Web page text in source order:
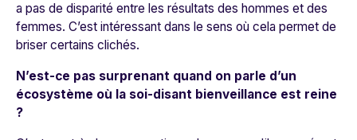
a pas de disparité entre les résultats des hommes et des
femmes. C’est intéressant dans le sens où cela permet de
briser certains clichés.
N’est-ce pas surprenant quand on parle d’un
écosystème où la soi-disant bienveillance est reine
?